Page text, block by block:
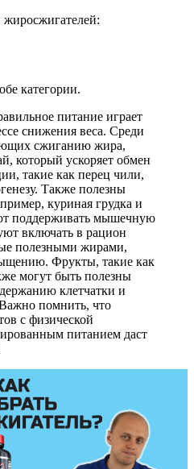
жиросжигателей:
категории.
питание играет
снижения веса. Среди
сжиганию жира,
который ускоряет обмен
такие как перец чили,
Также полезны
куриная грудка и
поддерживать мышечную
включать в рацион
полезными жирами,
Фрукты, такие как
могут быть полезны
клетчатки и
помнить, что
с физической
питанием даст